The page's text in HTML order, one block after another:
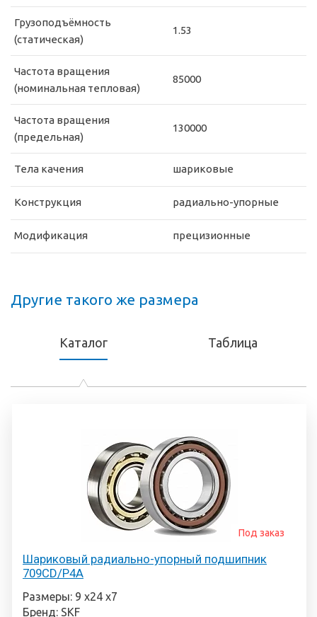
Грузоподъёмность
(статическая)
1.53
Частота вращения
(номинальная тепловая)
85000
Частота вращения
(предельная)
130000
Тела качения шариковые
Конструкция радиально-упорные
Модификация прецизионные
Другие такого же размера
Каталог Таблица
Шариковый радиально-упорный подшипник
709CD/P4A
Под заказ
Размеры: 9 х24 х7
Бренд: SKF